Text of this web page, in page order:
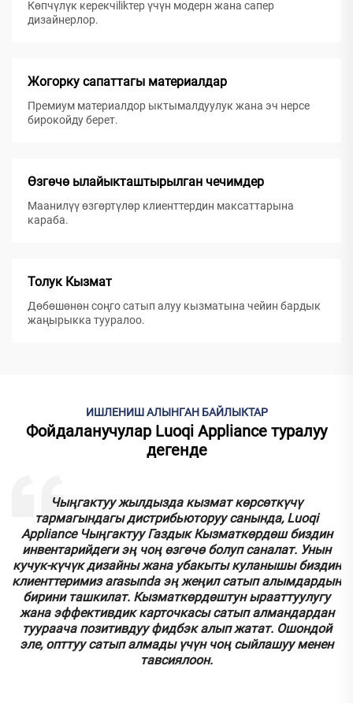
Көпчүлүк керекчilikтер үчүн модерн жана сапер
дизайнерлор.
Жогорку сапаттагы материалдар
Премиум материалдор ыктымалдуулук жана эч нерсе
бирокойду берет.
Өзгөчө ылайыкташтырылган чечимдер
Маанилүү өзгөртүлөр клиенттердин максаттарына
караба.
Толук Кызмат
Дөбөшөнөн соңго сатып алуу кызматына чейин бардык
жаңырыкка тууралoo.
ИШЛЕНИШ АЛЫНГАН БАЙЛЫКТАР
Фойдаланучулар Luoqi Appliance туралуу
дегенде
Чыңгактуу жылдызда кызмат көрсөткүчү
тармагындагы дистрибьюторуу санында, Luoqi
Appliance Чыңгактуу Газдык Кызматкөрдөш биздин
инвентарийдеги эң чоң өзгөчө болуп саналат. Унын
кучук-күчүк дизайны жана убакыты куланышы биздин
клиенттеримиз аrasыnda эң жеңил сатып алымдардын
бирини ташкилат. Кызматкөрдөштун ырааттуулугу
жана эффективдик карточкасы сатып алмандардан
туураача позитивдуу фидбэк алып жатат. Ошондой
эле, опттуу сатып алмады үчүн чоң сыйлашуу менен
тавсиялоон.